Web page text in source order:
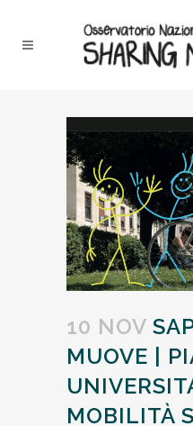
10 NOV
MUOVE |
MOBILITÀ